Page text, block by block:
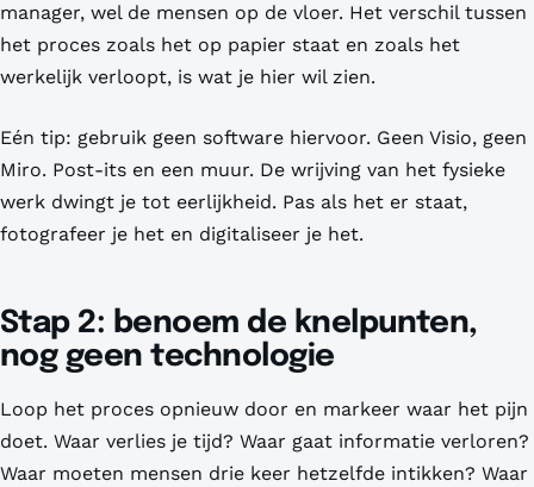
manager, wel de mensen op de vloer. Het verschil tussen
het proces zoals het op papier staat en zoals het
werkelijk verloopt, is wat je hier wil zien.
Eén tip: gebruik geen software hiervoor. Geen Visio, geen
Miro. Post-its en een muur. De wrijving van het fysieke
werk dwingt je tot eerlijkheid. Pas als het er staat,
fotografeer je het en digitaliseer je het.
Stap 2: benoem de knelpunten,
nog geen technologie
Loop het proces opnieuw door en markeer waar het pijn
doet. Waar verlies je tijd? Waar gaat informatie verloren?
Waar moeten mensen drie keer hetzelfde intikken? Waar